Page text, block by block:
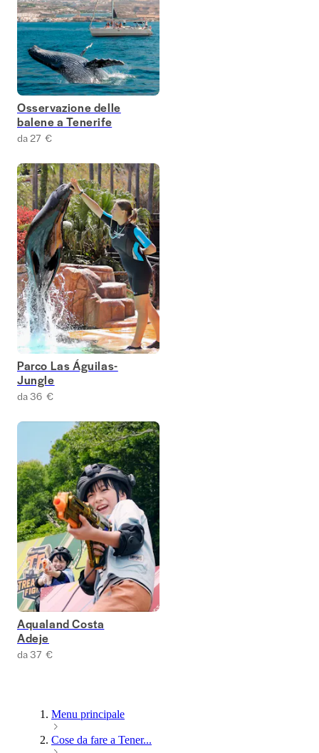
Osservazione delle
balene a Tenerife
da 27 €
Parco Las Águilas-
Jungle
da 36 €
Aqualand Costa
Adeje
da 37 €
Menu principale
Cose da fare a Tener...